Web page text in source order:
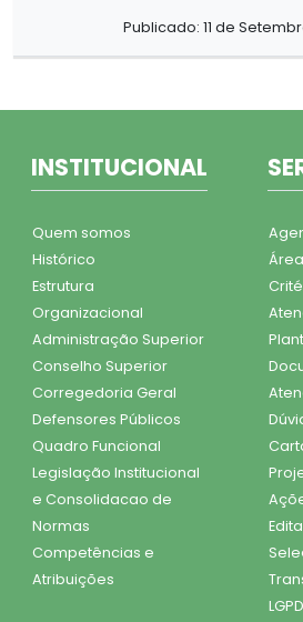
Publicado: 11 de
INSTITUCIONAL
Quem somos
Histórico
Estrutura
Organizacional
Administração Superior
Conselho Superior
Corregedoria Geral
Defensores Públicos
Quadro Funcional
Legislação Institucional
e Consolidacao de
Normas
Competências e
Atribuições
LGPD